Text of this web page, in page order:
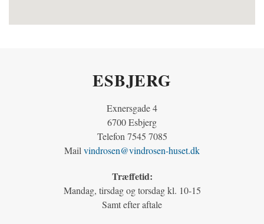
ESBJERG
Exnersgade 4
6700 Esbjerg
Telefon 7545 7085
Mail vindrosen@vindrosen-huset.dk
Træffetid:
Mandag, tirsdag og torsdag kl. 10-15
Samt efter aftale